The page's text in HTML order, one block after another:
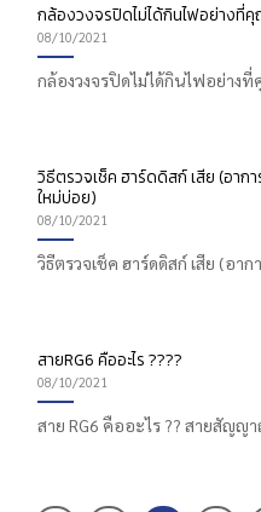
กล้องวงจรปิดไม่ได้กินไฟอย่างที่
08/10/2021
กล้องวงจรปิดไม่ได้กินไฟอย่างที่
วิธีตรวจเช็ค ฮาร์ดดิสก์ เสีย (อาก
ใหม่บ่อย)
08/10/2021
วิธีตรวจเช็ค ฮาร์ดดิสก์ เสีย (อาก
สายRG6 คืออะไร ????
08/10/2021
สาย RG6 คืออะไร ?? สายสัญญ